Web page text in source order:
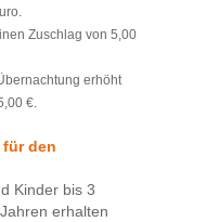
Zuschlag von 5,00
erhöht
€.
den
Kinder bis 3
erhalten